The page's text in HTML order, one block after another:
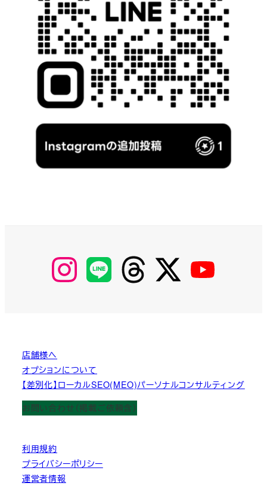
【Instagram】
MyKOBAKO
【LINE】 【threads】 【Twitter】
店舗様へ
オプションについて
【差別化】ローカルSEO(MEO)パーソナルコンサルティング
お問い合わせ（掲載ご依頼含）
利用規約
プライバシーポリシー
運営者情報